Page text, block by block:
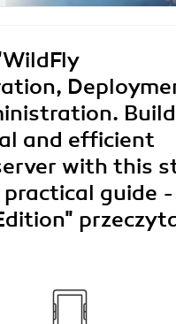
and efficient
with this
guide -